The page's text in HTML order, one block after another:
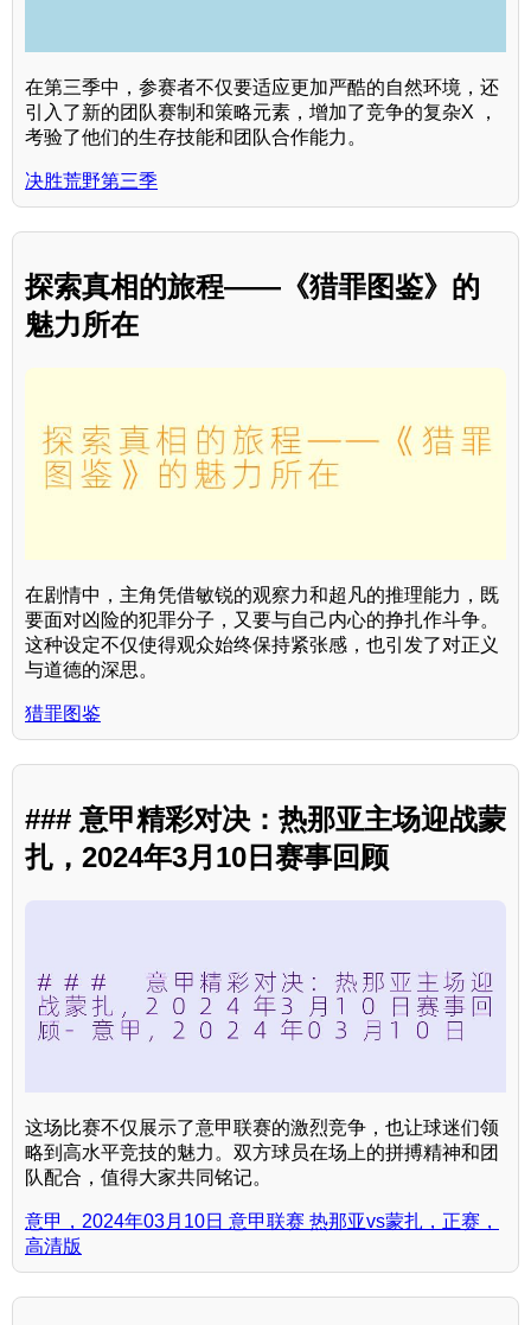
在第三季中，参赛者不仅要适应更加严酷的自然环境，还
引入了新的团队赛制和策略元素，增加了竞争的复杂X ，
考验了他们的生存技能和团队合作能力。
决胜荒野第三季
探索真相的旅程——《猎罪图鉴》的
魅力所在
在剧情中，主角凭借敏锐的观察力和超凡的推理能力，既
要面对凶险的犯罪分子，又要与自己内心的挣扎作斗争。
这种设定不仅使得观众始终保持紧张感，也引发了对正义
与道德的深思。
猎罪图鉴
### 意甲精彩对决：热那亚主场迎战蒙
扎，2024年3月10日赛事回顾
这场比赛不仅展示了意甲联赛的激烈竞争，也让球迷们领
略到高水平竞技的魅力。双方球员在场上的拼搏精神和团
队配合，值得大家共同铭记。
意甲，2024年03月10日 意甲联赛 热那亚vs蒙扎，正赛，
高清版